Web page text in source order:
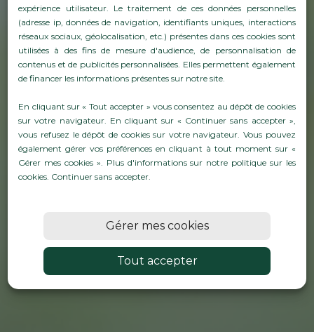
EMBALLAGES ET
PROTECTIONS POUR VOS
BOUTEILLES DE VIN ET
CHAMPAGNE
expérience utilisateur. Le traitement de ces données personnelles
(adresse ip, données de navigation, identifiants uniques, interactions
réseaux sociaux, géolocalisation, etc.) présentes dans ces cookies sont
utilisées à des fins de mesure d'audience, de personnalisation de
contenus et de publicités personnalisées. Elles permettent également
de financer les informations présentes sur notre site.
En cliquant sur « Tout accepter » vous consentez au dépôt de cookies
sur votre navigateur. En cliquant sur « Continuer sans accepter »,
vous refusez le dépôt de cookies sur votre navigateur. Vous pouvez
également gérer vos préférences en cliquant à tout moment sur «
Gérer mes cookies ». Plus d'informations sur notre politique sur les
cookies. Continuer sans accepter.
Gérer mes cookies
Tout accepter